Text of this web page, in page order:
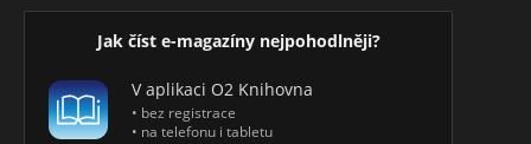
Jak číst e-magazíny nejpohodlněji?
V aplikaci O2 Knihovna
• bez registrace
• na telefonu i tabletu